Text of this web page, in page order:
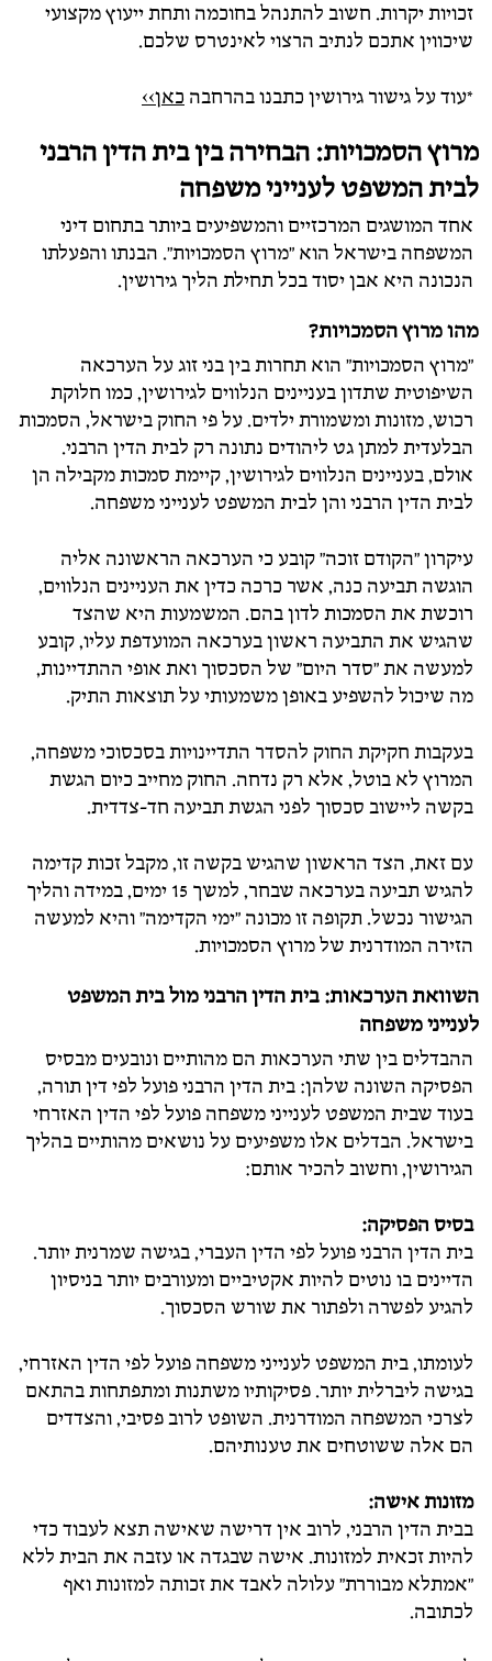
זכויות יקרות. חשוב להתנהל בחוכמה ותחת ייעוץ מקצועי
שיכווין אתכם לנתיב הרצוי לאינטרס שלכם.
*עוד על גישור גירושין כתבנו בהרחבה כאן>>
מרוץ הסמכויות: הבחירה בין בית הדין הרבני
לבית המשפט לענייני משפחה
אחד המושגים המרכזיים והמשפיעים ביותר בתחום דיני
המשפחה בישראל הוא "מרוץ הסמכויות". הבנתו והפעלתו
הנכונה היא אבן יסוד בכל תחילת הליך גירושין.
מהו מרוץ הסמכויות?
"מרוץ הסמכויות" הוא תחרות בין בני זוג על הערכאה
השיפוטית שתדון בעניינים הנלווים לגירושין, כמו חלוקת
רכוש, מזונות ומשמורת ילדים. על פי החוק בישראל, הסמכות
הבלעדית למתן גט ליהודים נתונה רק לבית הדין הרבני.
אולם, בעניינים הנלווים לגירושין, קיימת סמכות מקבילה הן
לבית הדין הרבני והן לבית המשפט לענייני משפחה.
עיקרון "הקודם זוכה" קובע כי הערכאה הראשונה אליה
הוגשה תביעה כנה, אשר כרכה כדין את העניינים הנלווים,
רוכשת את הסמכות לדון בהם. המשמעות היא שהצד
שהגיש את התביעה ראשון בערכאה המועדפת עליו, קובע
למעשה את "סדר היום" של הסכסוך ואת אופי ההתדיינות,
מה שיכול להשפיע באופן משמעותי על תוצאות התיק.
בעקבות חקיקת החוק להסדר התדיינויות בסכסוכי משפחה,
המרוץ לא בוטל, אלא רק נדחה. החוק מחייב כיום הגשת
בקשה ליישוב סכסוך לפני הגשת תביעה חד-צדדית.
עם זאת, הצד הראשון שהגיש בקשה זו, מקבל זכות קדימה
להגיש תביעה בערכאה שבחר, למשך 15 ימים, במידה והליך
הגישור נכשל. תקופה זו מכונה "ימי הקדימה" והיא למעשה
הזירה המודרנית של מרוץ הסמכויות.
השוואת הערכאות: בית הדין הרבני מול בית המשפט
לענייני משפחה
ההבדלים בין שתי הערכאות הם מהותיים ונובעים מבסיס
הפסיקה השונה שלהן: בית הדין הרבני פועל לפי דין תורה,
בעוד שבית המשפט לענייני משפחה פועל לפי הדין האזרחי
בישראל. הבדלים אלו משפיעים על נושאים מהותיים בהליך
הגירושין, וחשוב להכיר אותם:
בסיס הפסיקה:
בית הדין הרבני פועל לפי הדין העברי, בגישה שמרנית יותר.
הדיינים בו נוטים להיות אקטיביים ומעורבים יותר בניסיון
להגיע לפשרה ולפתור את שורש הסכסוך.
לעומתו, בית המשפט לענייני משפחה פועל לפי הדין האזרחי,
בגישה ליברלית יותר. פסיקותיו משתנות ומתפתחות בהתאם
לצרכי המשפחה המודרנית. השופט לרוב פסיבי, והצדדים
הם אלה ששוטחים את טענותיהם.
מזונות אישה:
בבית הדין הרבני, לרוב אין דרישה שאישה תצא לעבוד כדי
להיות זכאית למזונות. אישה שבגדה או עזבה את הבית ללא
"אמתלא מבוררת" עלולה לאבד את זכותה למזונות ואף
לכתובה.